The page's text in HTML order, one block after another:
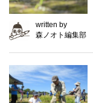
written by
森ノオト編集部